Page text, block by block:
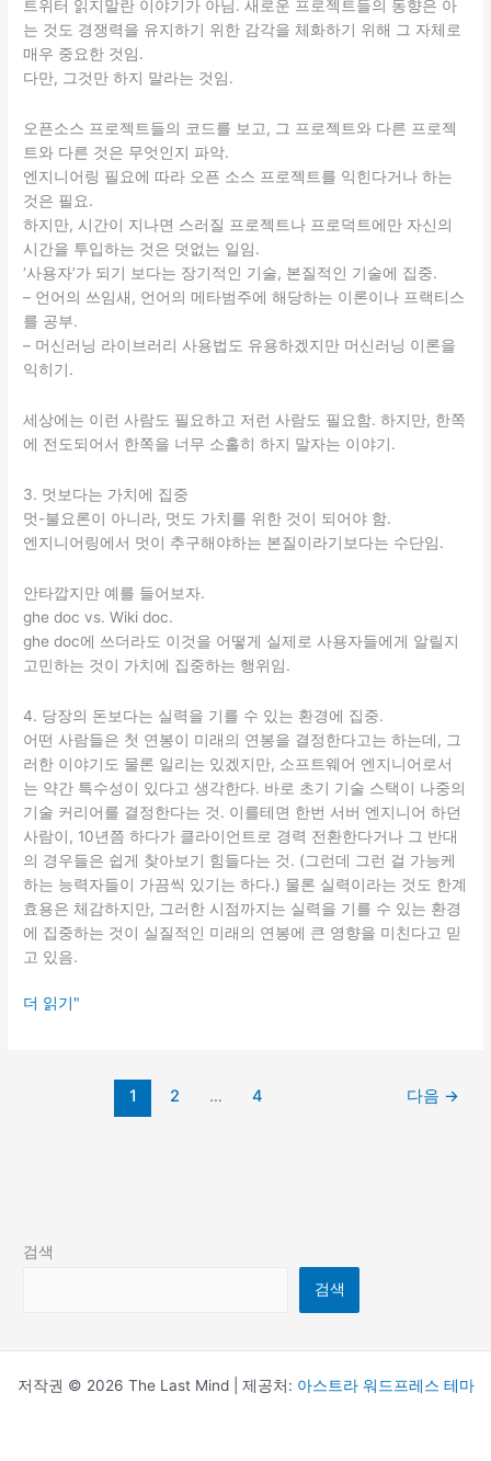
트위터 읽지말란 이야기가 아님. 새로운 프로젝트들의 동향은 아
는 것도 경쟁력을 유지하기 위한 감각을 체화하기 위해 그 자체로
매우 중요한 것임.
다만, 그것만 하지 말라는 것임.
오픈소스 프로젝트들의 코드를 보고, 그 프로젝트와 다른 프로젝
트와 다른 것은 무엇인지 파악.
엔지니어링 필요에 따라 오픈 소스 프로젝트를 익힌다거나 하는
것은 필요.
하지만, 시간이 지나면 스러질 프로젝트나 프로덕트에만 자신의
시간을 투입하는 것은 덧없는 일임.
‘사용자’가 되기 보다는 장기적인 기술, 본질적인 기술에 집중.
– 언어의 쓰임새, 언어의 메타범주에 해당하는 이론이나 프랙티스
를 공부.
– 머신러닝 라이브러리 사용법도 유용하겠지만 머신러닝 이론을
익히기.
세상에는 이런 사람도 필요하고 저런 사람도 필요함. 하지만, 한쪽
에 전도되어서 한쪽을 너무 소홀히 하지 말자는 이야기.
3. 멋보다는 가치에 집중
멋-불요론이 아니라, 멋도 가치를 위한 것이 되어야 함.
엔지니어링에서 멋이 추구해야하는 본질이라기보다는 수단임.
안타깝지만 예를 들어보자.
ghe doc vs. Wiki doc.
ghe doc에 쓰더라도 이것을 어떻게 실제로 사용자들에게 알릴지
고민하는 것이 가치에 집중하는 행위임.
4. 당장의 돈보다는 실력을 기를 수 있는 환경에 집중.
어떤 사람들은 첫 연봉이 미래의 연봉을 결정한다고는 하는데, 그
러한 이야기도 물론 일리는 있겠지만, 소프트웨어 엔지니어로서
는 약간 특수성이 있다고 생각한다. 바로 초기 기술 스택이 나중의
기술 커리어를 결정한다는 것. 이를테면 한번 서버 엔지니어 하던
사람이, 10년쯤 하다가 클라이언트로 경력 전환한다거나 그 반대
의 경우들은 쉽게 찾아보기 힘들다는 것. (그런데 그런 걸 가능케
하는 능력자들이 가끔씩 있기는 하다.) 물론 실력이라는 것도 한계
효용은 체감하지만, 그러한 시점까지는 실력을 기를 수 있는 환경
에 집중하는 것이 실질적인 미래의 연봉에 큰 영향을 미친다고 믿
고 있음.
젊
언
더 읽기"
1 2 … 4 다음 →
검색
검색
저작권 © 2026 The Last Mind | 제공처: 아스트라 워드프레스 테마